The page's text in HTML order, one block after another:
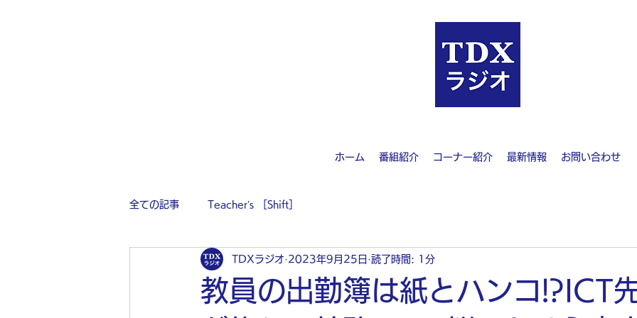
ホーム 番組紹介 コーナー紹介 最新情報 お問い合わせ
全ての記事 Teacher’s ［Shift］
教員の出勤簿は紙とハンコ!?ICT
TDXラジオ 2023年9月25日 読了時間: 1分